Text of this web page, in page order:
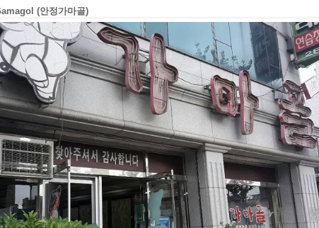
(안정가마골)